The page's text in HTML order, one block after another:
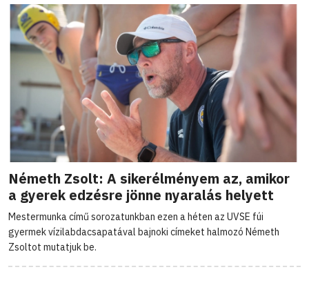
Németh Zsolt: A sikerélményem az, amikor
a gyerek edzésre jönne nyaralás helyett
Mestermunka című sorozatunkban ezen a héten az UVSE fúi
gyermek vízilabdacsapatával bajnoki címeket halmozó Németh
Zsoltot mutatjuk be.